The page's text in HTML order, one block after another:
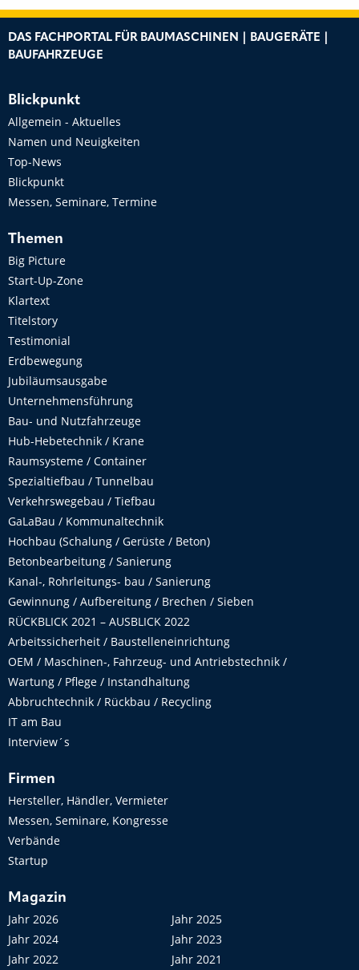
DAS FACHPORTAL FÜR BAUMASCHINEN | BAUGERÄTE |
BAUFAHRZEUGE
Blickpunkt
Allgemein - Aktuelles
Namen und Neuigkeiten
Top-News
Blickpunkt
Messen, Seminare, Termine
Themen
Big Picture
Start-Up-Zone
Klartext
Titelstory
Testimonial
Erdbewegung
Jubiläumsausgabe
Unternehmensführung
Bau- und Nutzfahrzeuge
Hub-Hebetechnik / Krane
Raumsysteme / Container
Spezialtiefbau / Tunnelbau
Verkehrswegebau / Tiefbau
GaLaBau / Kommunaltechnik
Hochbau (Schalung / Gerüste / Beton)
Betonbearbeitung / Sanierung
Kanal-, Rohrleitungs- bau / Sanierung
Gewinnung / Aufbereitung / Brechen / Sieben
RÜCKBLICK 2021 – AUSBLICK 2022
Arbeitssicherheit / Baustelleneinrichtung
OEM / Maschinen-, Fahrzeug- und Antriebstechnik /
Wartung / Pflege / Instandhaltung
Abbruchtechnik / Rückbau / Recycling
IT am Bau
Interview´s
Firmen
Hersteller, Händler, Vermieter
Messen, Seminare, Kongresse
Verbände
Startup
Magazin
Jahr 2026
Jahr 2025
Jahr 2024
Jahr 2023
Jahr 2022
Jahr 2021